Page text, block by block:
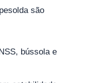
são
bússola e